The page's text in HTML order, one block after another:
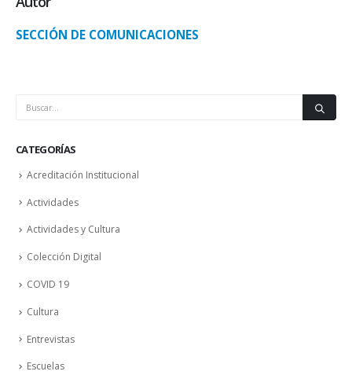
SECCIÓN DE COMUNICACIONES
CATEGORÍAS
Acreditación Institucional
Actividades
Actividades y Cultura
Colección Digital
COVID 19
Cultura
Entrevistas
Escuelas